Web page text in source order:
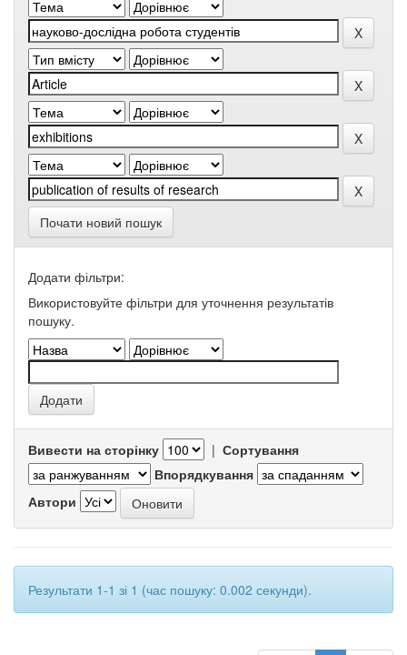
Почати новий пошук
Додати фільтри:
Використовуйте фільтри для уточнення результатів
пошуку.
Вивести на сторінку | Сортування
Впорядкування
Автори
Результати 1-1 зі 1 (час пошуку: 0.002 секунди).